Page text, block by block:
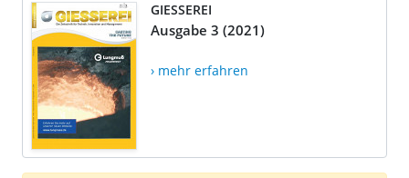
GIESSEREI
Ausgabe 3 (2021)
› mehr erfahren